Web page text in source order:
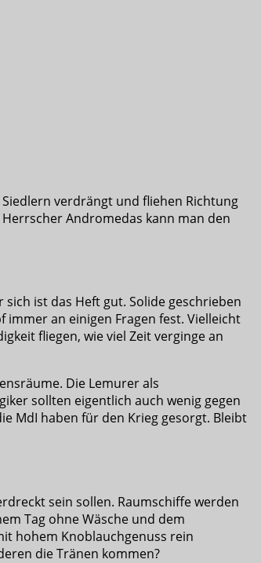
verdrängt und fliehen Richtung
Andromedas kann man den
ist das Heft gut. Solide geschrieben
an einigen Fragen fest. Vielleicht
fliegen, wie viel Zeit verginge an
Die Lemurer als
sollten eigentlich auch wenig gegen
MdI haben für den Krieg gesorgt. Bleibt
sein sollen. Raumschiffe werden
Tag ohne Wäsche und dem
hohem Knoblauchgenuss rein
die Tränen kommen?